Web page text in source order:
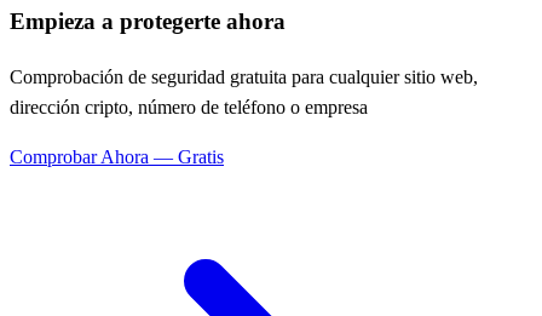
Empieza a protegerte ahora
Comprobación de seguridad gratuita para cualquier sitio web,
dirección cripto, número de teléfono o empresa
Comprobar Ahora — Gratis